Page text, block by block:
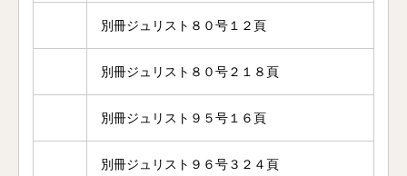
別冊ジュリスト８０号１２頁
別冊ジュリスト８０号２１８頁
別冊ジュリスト９５号１６頁
別冊ジュリスト９６号３２４頁